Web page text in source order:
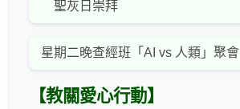
聖灰日崇拜
星期二晚查經班「AI vs 人類」聚會
【教關愛心行動】